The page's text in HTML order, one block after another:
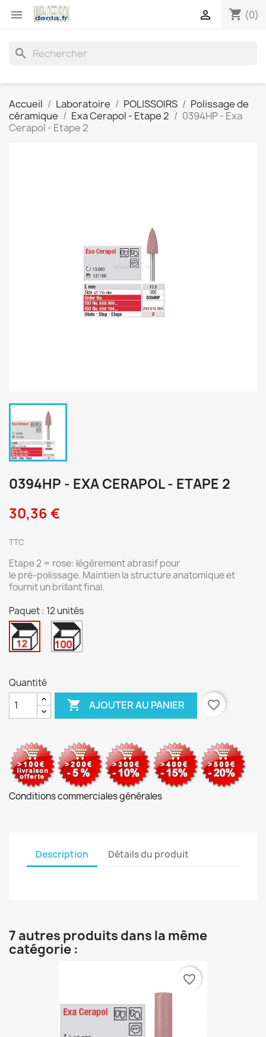
 shopping_cart (0)

search
Accueil Laboratoire POLISSOIRS
Polissage de
céramique
Exa Cerapol - Etape 2
0394HP - Exa
Cerapol - Etape 2
0394HP - EXA CERAPOL - ETAPE 2
30,36 €
TTC
Etape 2 = rose: légèrement abrasif pour
le pré-polissage. Maintien la structure anatomique et
fournit un brillant final.
Paquet : 12 unités
12
unités
Quantité
 AJOUTER AU PANIER favorite_border
Conditions commerciales générales
Description Détails du produit
7 autres produits dans la même
catégorie :
favorite_border